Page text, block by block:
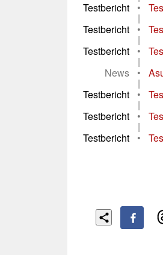
Testbericht
•
|
Testbericht
•
|
Testbericht
•
|
News
•
|
Testbericht
•
|
Testbericht
•
|
Testbericht
•